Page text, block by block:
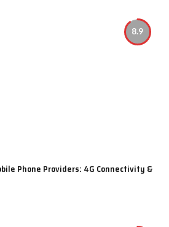
8.9
Phone Providers: 4G Connectivity &